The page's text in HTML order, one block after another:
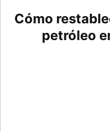
Cómo
petróleo